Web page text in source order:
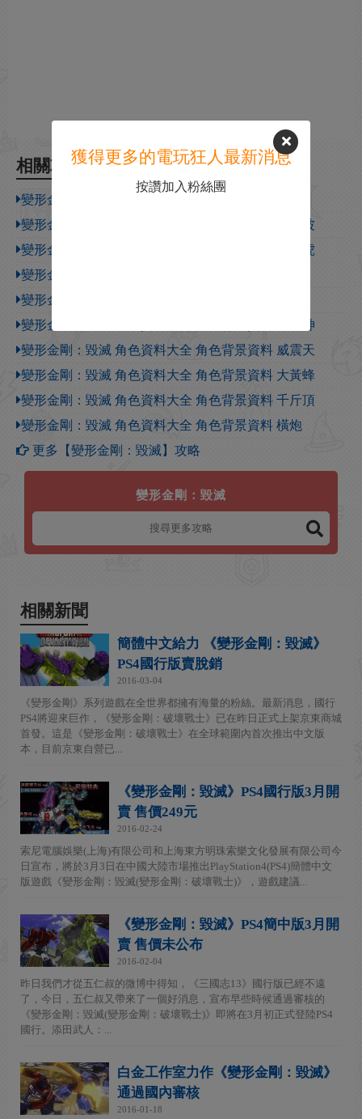
相關攻略
變形金剛：毀滅 角色資料大全 角色背景資料 聲波
變形金剛：毀滅 角色資料大全 角色背景資料 震蕩波
變形金剛：毀滅 角色資料大全 角色背景資料 飛天虎
變形金剛：毀滅 角色資料大全 角色背景資料 閃電
變形金剛：毀滅 角色資料大全 角色背景資料 反衝
變形金剛：毀滅 角色資料大全 角色背景資料 大力神
變形金剛：毀滅 角色資料大全 角色背景資料 威震天
變形金剛：毀滅 角色資料大全 角色背景資料 大黃蜂
變形金剛：毀滅 角色資料大全 角色背景資料 千斤頂
變形金剛：毀滅 角色資料大全 角色背景資料 橫炮
更多【變形金剛：毀滅】攻略
變形金剛：毀滅
相關新聞
簡體中文給力 《變形金剛：毀滅》
PS4國行版賣脫銷
2016-03-04
《變形金剛》系列遊戲在全世界都擁有海量的粉絲。最新消息，國行
PS4將迎來巨作，《變形金剛：破壞戰士》已在昨日正式上架京東商城
首發。這是《變形金剛：破壞戰士》在全球範圍內首次推出中文版
本，目前京東自營已...
《變形金剛：毀滅》PS4國行版3月開
賣 售價249元
2016-02-24
索尼電腦娛樂(上海)有限公司和上海東方明珠索樂文化發展有限公司今
日宣布，將於3月3日在中國大陸市場推出PlayStation4(PS4)簡體中文
版遊戲《變形金剛：毀滅(變形金剛：破壞戰士)》，遊戲建議...
《變形金剛：毀滅》PS4簡中版3月開
賣 售價未公布
2016-02-04
昨日我們才從五仁叔的微博中得知，《三國志13》國行版已經不遠
了，今日，五仁叔又帶來了一個好消息，宣布早些時候通過審核的
《變形金剛：毀滅(變形金剛：破壞戰士)》即將在3月初正式登陸PS4
國行。添田武人：...
白金工作室力作《變形金剛：毀滅》
通過國內審核
2016-01-18
獲得更多的電玩狂人最新消息
按讚加入粉絲團